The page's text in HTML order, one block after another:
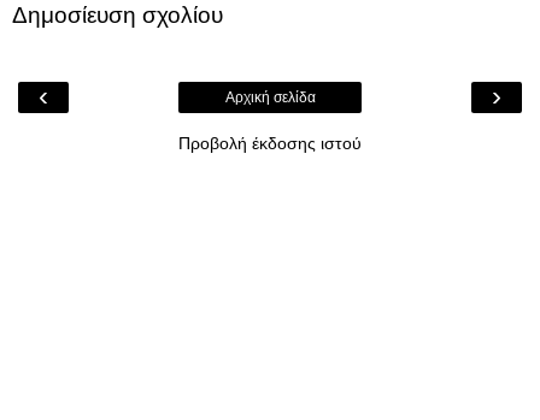
Δημοσίευση σχολίου
‹ ›
Αρχική σελίδα
Προβολή έκδοσης ιστού